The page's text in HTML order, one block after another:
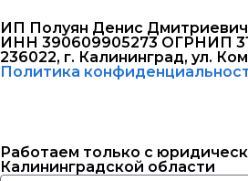
ИП Полуян Денис Дмитриевич
ИНН 390609905273 ОГРНИП
236022, г. Калининград, ул.
Политика
Работаем только с
Калининградской области